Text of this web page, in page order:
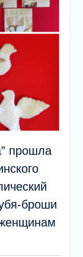
прошла
броши